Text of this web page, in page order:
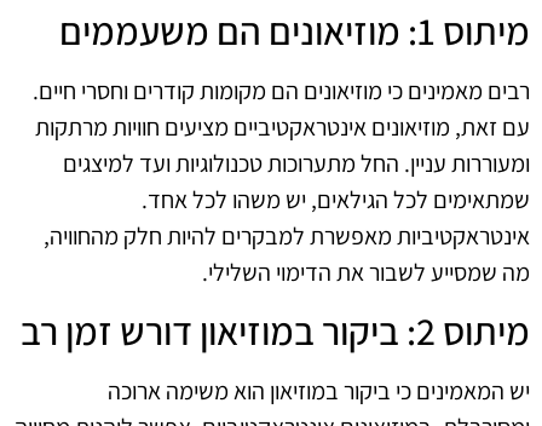
מיתוס 1: מוזיאונים הם משעממים
רבים מאמינים כי מוזיאונים הם מקומות קודרים וחסרי חיים.
עם זאת, מוזיאונים אינטראקטיביים מציעים חוויות מרתקות
ומעוררות עניין. החל מתערוכות טכנולוגיות ועד למיצגים
שמתאימים לכל הגילאים, יש משהו לכל אחד.
אינטראקטיביות מאפשרת למבקרים להיות חלק מהחוויה,
מה שמסייע לשבור את הדימוי השלילי.
מיתוס 2: ביקור במוזיאון דורש זמן רב
יש המאמינים כי ביקור במוזיאון הוא משימה ארוכה